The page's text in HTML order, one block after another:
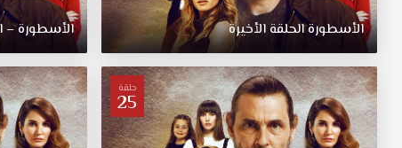
الأسطورة الحلقة الأخيرة الأسطورة –
حلقة
25